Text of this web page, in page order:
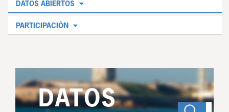
DATOS ABIERTOS
PARTICIPACIÓN
DATOS